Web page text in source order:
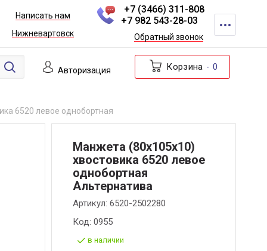
Написать нам
Нижневартовск
+7 (3466) 311-808
+7 982 543-28-03
Обратный звонок
Авторизация Корзина 0
6520 левое однобортная
Манжета (80х105х10)
хвостовика 6520 левое
однобортная
Альтернатива
Артикул: 6520-2502280
Код: 0955
в наличии